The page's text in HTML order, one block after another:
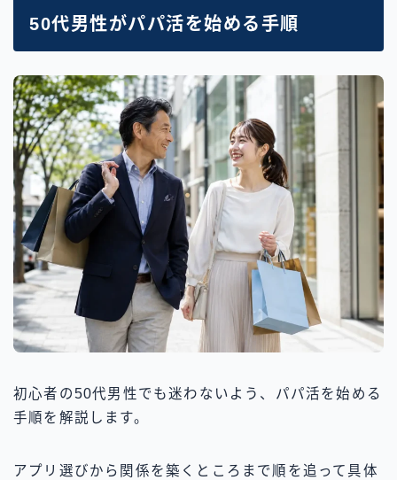
50代男性がパパ活を始める手順
初心者の50代男性でも迷わないよう、パパ活を始める
手順を解説します。
アプリ選びから関係を築くところまで順を追って具体